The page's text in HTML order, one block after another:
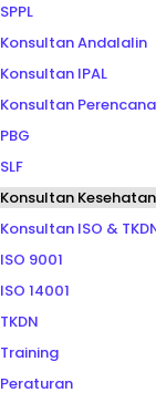
SPPL
Konsultan Andalalin
Konsultan IPAL
Konsultan Perencana
PBG
SLF
Konsultan
Konsultan ISO &
ISO 9001
ISO 14001
TKDN
Training
Peraturan